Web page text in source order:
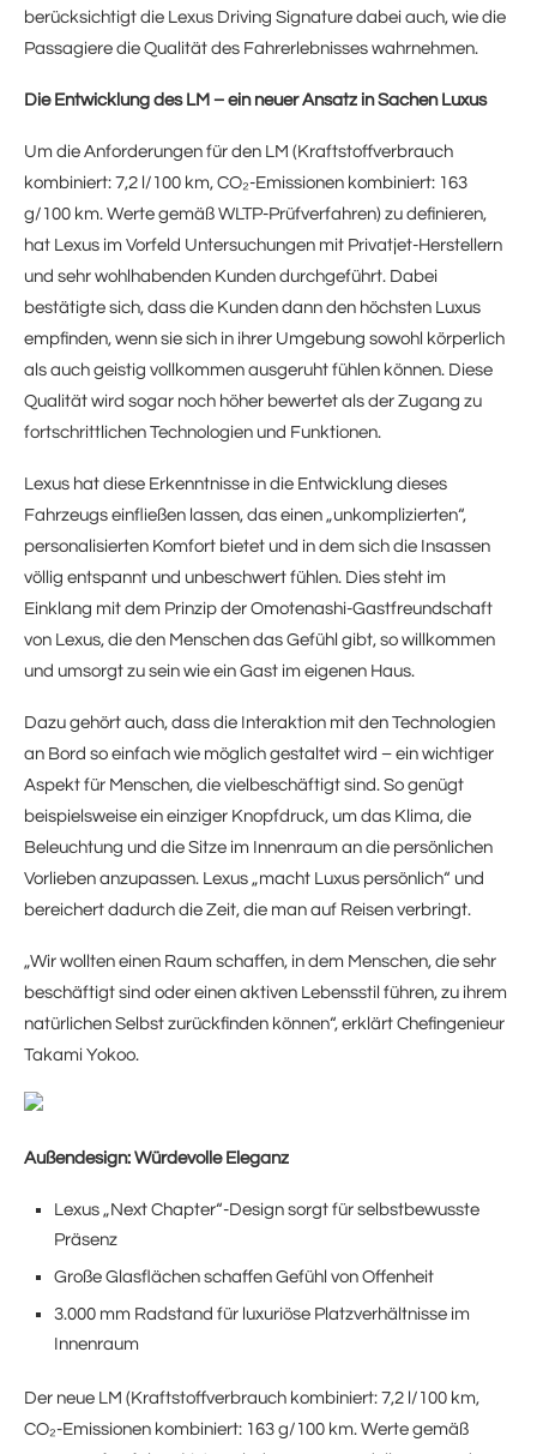
berücksichtigt die Lexus Driving Signature dabei auch, wie die
Passagiere die Qualität des Fahrerlebnisses wahrnehmen.
Die Entwicklung des LM – ein neuer Ansatz in Sachen Luxus
Um die Anforderungen für den LM (Kraftstoffverbrauch
kombiniert: 7,2 l/100 km, CO₂-Emissionen kombiniert: 163
g/100 km. Werte gemäß WLTP-Prüfverfahren) zu definieren,
hat Lexus im Vorfeld Untersuchungen mit Privatjet-Herstellern
und sehr wohlhabenden Kunden durchgeführt. Dabei
bestätigte sich, dass die Kunden dann den höchsten Luxus
empfinden, wenn sie sich in ihrer Umgebung sowohl körperlich
als auch geistig vollkommen ausgeruht fühlen können. Diese
Qualität wird sogar noch höher bewertet als der Zugang zu
fortschrittlichen Technologien und Funktionen.
Lexus hat diese Erkenntnisse in die Entwicklung dieses
Fahrzeugs einfließen lassen, das einen „unkomplizierten“,
personalisierten Komfort bietet und in dem sich die Insassen
völlig entspannt und unbeschwert fühlen. Dies steht im
Einklang mit dem Prinzip der Omotenashi-Gastfreundschaft
von Lexus, die den Menschen das Gefühl gibt, so willkommen
und umsorgt zu sein wie ein Gast im eigenen Haus.
Dazu gehört auch, dass die Interaktion mit den Technologien
an Bord so einfach wie möglich gestaltet wird – ein wichtiger
Aspekt für Menschen, die vielbeschäftigt sind. So genügt
beispielsweise ein einziger Knopfdruck, um das Klima, die
Beleuchtung und die Sitze im Innenraum an die persönlichen
Vorlieben anzupassen. Lexus „macht Luxus persönlich“ und
bereichert dadurch die Zeit, die man auf Reisen verbringt.
„Wir wollten einen Raum schaffen, in dem Menschen, die sehr
beschäftigt sind oder einen aktiven Lebensstil führen, zu ihrem
natürlichen Selbst zurückfinden können“, erklärt Chefingenieur
Takami Yokoo.
Außendesign: Würdevolle Eleganz
Lexus „Next Chapter“-Design sorgt für selbstbewusste
Präsenz
Große Glasflächen schaffen Gefühl von Offenheit
3.000 mm Radstand für luxuriöse Platzverhältnisse im
Innenraum
Der neue LM (Kraftstoffverbrauch kombiniert: 7,2 l/100 km,
CO₂-Emissionen kombiniert: 163 g/100 km. Werte gemäß